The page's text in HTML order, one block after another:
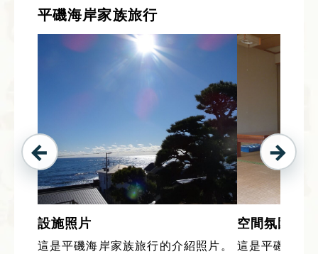
平磯海岸家族旅行
設施照片
這是平磯海岸家族旅行的介紹照片。
空間氛圍
這是平磯海岸